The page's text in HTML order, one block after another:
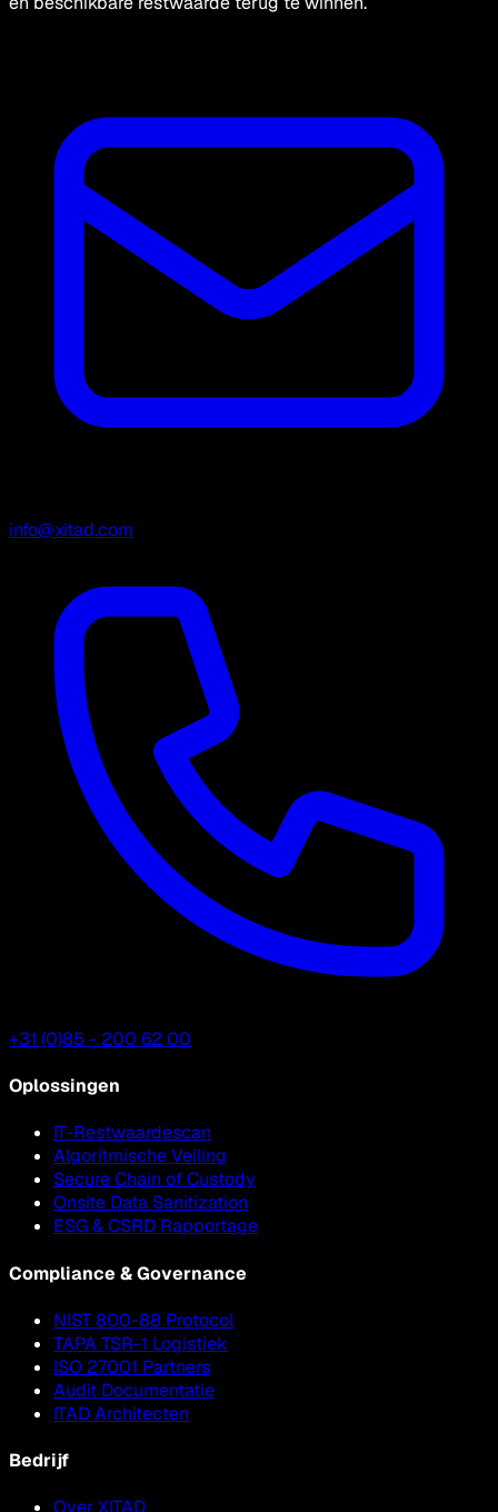
info@xitad.com
+31 (0)85 - 200 62 00
Oplossingen
IT-Restwaardescan
Algoritmische Veiling
Secure Chain of Custody
Onsite Data Sanitization
ESG & CSRD Rapportage
Compliance & Governance
NIST 800-88 Protocol
TAPA TSR-1 Logistiek
ISO 27001 Partners
Audit Documentatie
ITAD Architecten
Bedrijf